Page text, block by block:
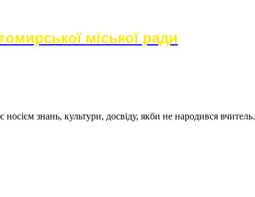
міської ради
знань, культури, досвіду, якби не народився вчитель.